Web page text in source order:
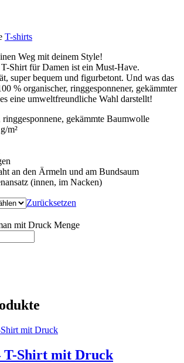
T-shirts
Weg mit deinem Style!
Shirt für Damen ist ein Must-Have.
super bequem und figurbetont. Und was das
% organischer, ringgesponnener, gekämmter
eine umweltfreundliche Wahl darstellt!
ringgesponnene, gekämmte Baumwolle
m²
an den Ärmeln und am Bundsaum
(innen, im Nacken)
Zurücksetzen
mit Druck Menge
T-Shirt mit Druck